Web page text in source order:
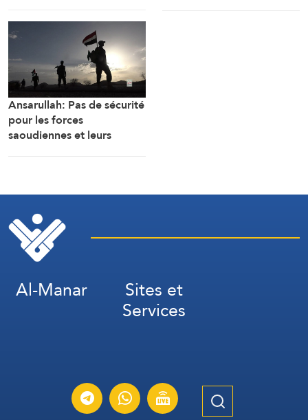
américains
Ansarullah: Pas de sécurité
pour les forces
saoudiennes et leurs
Al-Manar Sites et
Services